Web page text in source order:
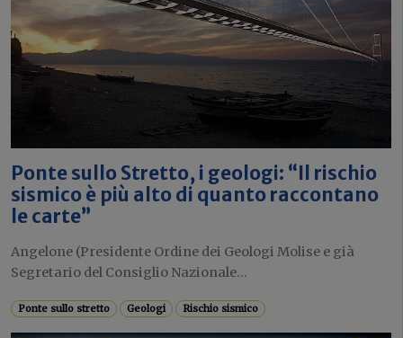
Ponte sullo Stretto, i geologi: “Il rischio
sismico è più alto di quanto raccontano
le carte”
Angelone (Presidente Ordine dei Geologi Molise e già
Segretario del Consiglio Nazionale...
Ponte sullo stretto Geologi Rischio sismico